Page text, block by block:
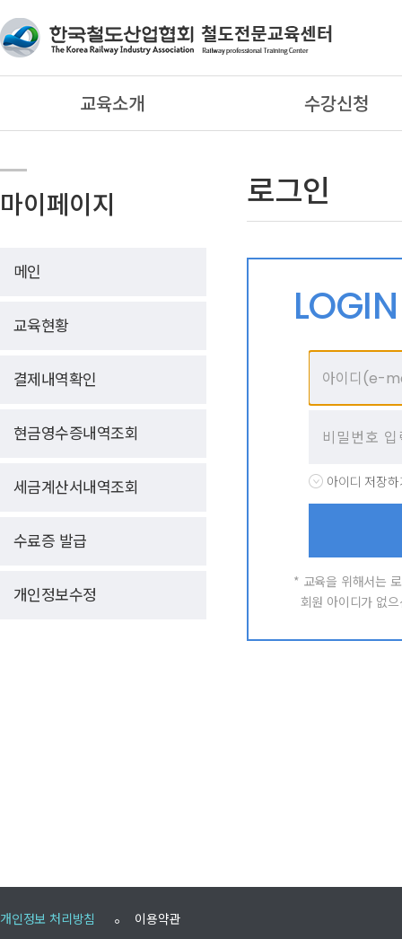
교육소개 수강신청
마이페이지
메인
교육현황
결제내역확인
현금영수증내역조회
세금계산서내역조회
수료증 발급
개인정보수정
로그인
아이디 저장
* 교육을 위해서는
회원 아이디가 없
개인정보 처리방침 이용약관